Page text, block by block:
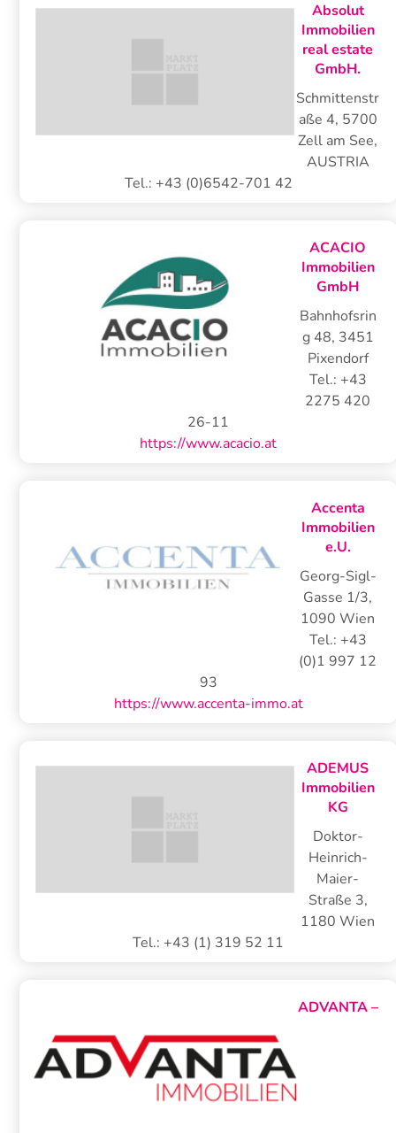
Absolut
Immobilien
real estate
GmbH.
Schmittenstr
aße 4, 5700
Zell am See,
AUSTRIA
Tel.: +43 (0)6542-701 42
ACACIO
Immobilien
GmbH
Bahnhofsrin
g 48, 3451
Pixendorf
Tel.: +43
2275 420
26-11
https://www.acacio.at
Accenta
Immobilien
e.U.
Georg-Sigl-
Gasse 1/3,
1090 Wien
Tel.: +43
(0)1 997 12
93
https://www.accenta-immo.at
ADEMUS
Immobilien
KG
Doktor-
Heinrich-
Maier-
Straße 3,
1180 Wien
Tel.: +43 (1) 319 52 11
ADVANTA –